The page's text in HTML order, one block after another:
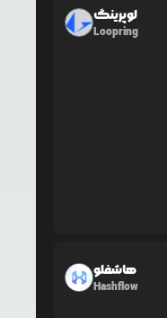
لوپرینگ
Loopring
هاشفلو
Hashflow